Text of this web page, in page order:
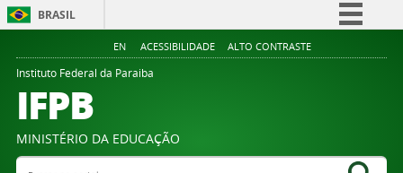
BRASIL
Simplifique!
Legislação
EN ACESSIBILIDADE ALTO CONTRASTE
Instituto Federal da Paraiba
IFPB
MINISTÉRIO DA EDUCAÇÃO
Buscar no portal